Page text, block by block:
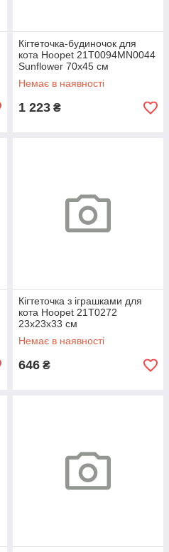
Кігтеточка-будиночок для
кота Hoopet 21T0094MN0044
Sunflower 70х45 см
Немає в наявності
1 223 ₴
Кігтеточка з іграшками для
кота Hoopet 21T0272
23х23х33 см
Немає в наявності
646 ₴